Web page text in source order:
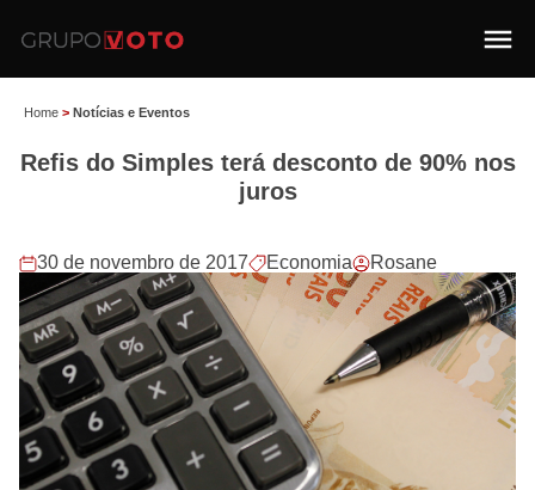
Home > Notícias e Eventos
Refis do Simples terá desconto de 90% nos
juros
30 de novembro de 2017 Economia Rosane